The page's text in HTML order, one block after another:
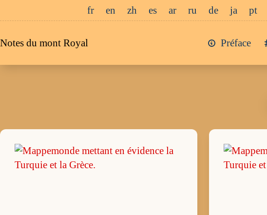
au
fr en zh es ar ru de ja pt
Notes du mont Royal Préface